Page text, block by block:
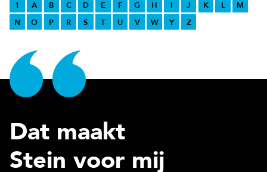
1 A B C D E F G H I J K L
M
N
O P R S T U V W Y Z
Dat maakt
Stein voor mij